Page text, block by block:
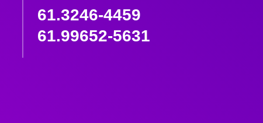
61.3246-4459
61.99652-5631